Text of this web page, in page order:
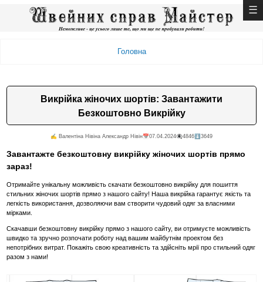
Головна
Викрійка жіночих шортів: Завантажити
Безкоштовно Викрійку
✍️ Валентiна Нiвiна Александр Нiвiн📅07.04.2024👁️‍🗨️4846 ⬇️3649
Завантажте безкоштовну викрійку жіночих шортів прямо
зараз!
Отримайте унікальну можливість скачати безкоштовно викрійку для пошиття
стильних жіночих шортів прямо з нашого сайту! Наша викрійка гарантує якість та
легкість використання, дозволяючи вам створити чудовий одяг за власними
мірками.
Скачавши безкоштовну викрійку прямо з нашого сайту, ви отримуєте можливість
швидко та зручно розпочати роботу над вашим майбутнім проектом без
непотрібних витрат. Покажіть свою креативність та здійсніть мрії про стильний одяг
разом з нами!